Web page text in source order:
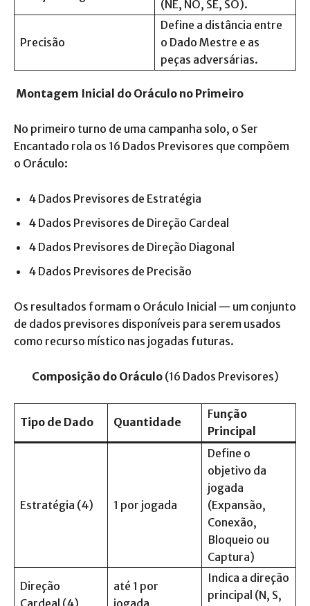
(NE, NO, SE, SO).
Precisão
Define a distância entre
o Dado Mestre e as
peças adversárias.
Montagem Inicial do Oráculo no Primeiro
No primeiro turno de uma campanha solo, o Ser
Encantado rola os 16 Dados Previsores que compõem
o Oráculo:
4 Dados Previsores de Estratégia
4 Dados Previsores de Direção Cardeal
4 Dados Previsores de Direção Diagonal
4 Dados Previsores de Precisão
Os resultados formam o Oráculo Inicial — um conjunto
de dados previsores disponíveis para serem usados
como recurso místico nas jogadas futuras.
Composição do Oráculo(16 Dados Previsores)
Tipo de Dado Quantidade
Função
Principal
Estratégia (4) 1 por jogada
Define o
objetivo da
jogada
(Expansão,
Conexão,
Bloqueio ou
Captura)
Direção
Cardeal (4)
até 1 por
jogada
Indica a direção
principal (N, S,